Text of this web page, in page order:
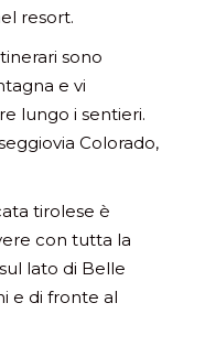
resort.
sono
e vi
lungo i sentieri.
Colorado,
tirolese è
con tutta la
lato di Belle
e di fronte al